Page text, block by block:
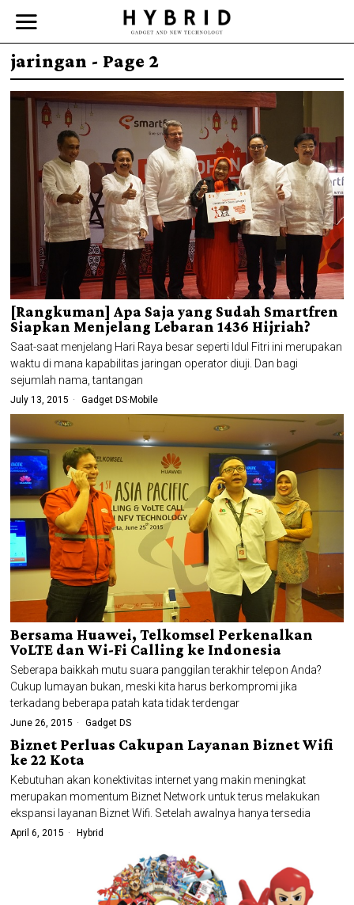
jaringan - Page 2
[Rangkuman] Apa Saja yang Sudah Smartfren
Siapkan Menjelang Lebaran 1436 Hijriah?
Saat-saat menjelang Hari Raya besar seperti Idul Fitri ini merupakan
waktu di mana kapabilitas jaringan operator diuji. Dan bagi
sejumlah nama, tantangan
July 13, 2015 Gadget DS· Mobile
Bersama Huawei, Telkomsel Perkenalkan
VoLTE dan Wi-Fi Calling ke Indonesia
Seberapa baikkah mutu suara panggilan terakhir telepon Anda?
Cukup lumayan bukan, meski kita harus berkompromi jika
terkadang beberapa patah kata tidak terdengar
June 26, 2015 Gadget DS
Biznet Perluas Cakupan Layanan Biznet Wifi
ke 22 Kota
Kebutuhan akan konektivitas internet yang makin meningkat
merupakan momentum Biznet Network untuk terus melakukan
ekspansi layanan Biznet Wifi. Setelah awalnya hanya tersedia
April 6, 2015 Hybrid